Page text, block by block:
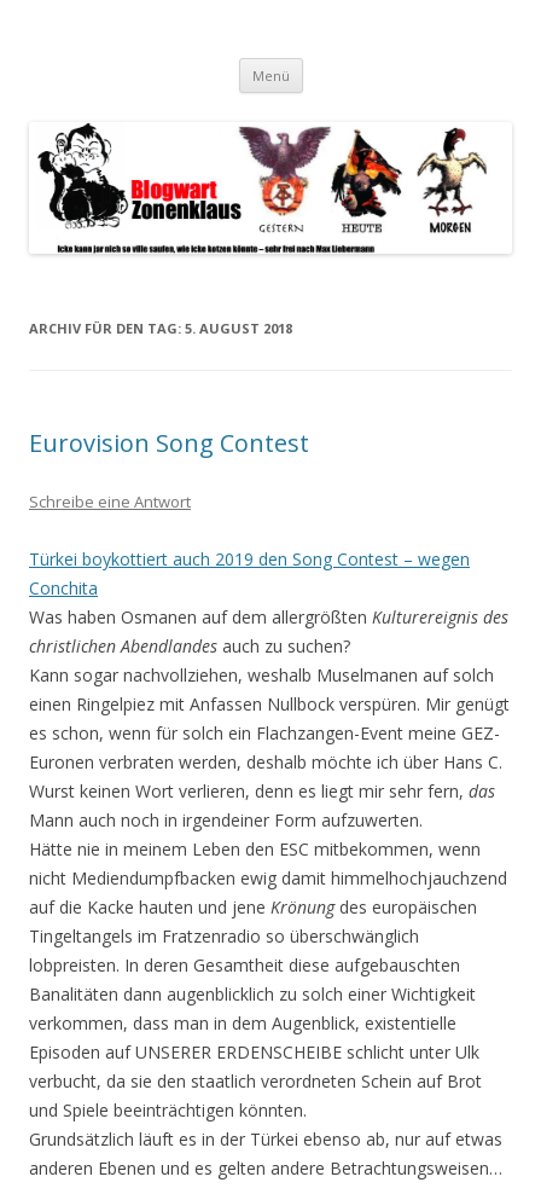
spiegeln im wesentlichen den Gesundheitszustand dieser unserer
Menü Zum
springen
ARCHIV FÜR DEN TAG: 5. AUGUST 2018
Eurovision Song Contest
Schreibe eine Antwort
Türkei boykottiert auch 2019 den Song Contest – wegen
Conchita
Was haben Osmanen auf dem allergrößten Kulturereignis des
christlichen Abendlandes auch zu suchen?
Kann sogar nachvollziehen, weshalb Muselmanen auf solch
einen Ringelpiez mit Anfassen Nullbock verspüren. Mir genügt
es schon, wenn für solch ein Flachzangen-Event meine GEZ-
Euronen verbraten werden, deshalb möchte ich über Hans C.
Wurst keinen Wort verlieren, denn es liegt mir sehr fern, das
Mann auch noch in irgendeiner Form aufzuwerten.
Hätte nie in meinem Leben den ESC mitbekommen, wenn
nicht Mediendumpfbacken ewig damit himmelhochjauchzend
auf die Kacke hauten und jene Krönungdes europäischen
Tingeltangels im Fratzenradio so überschwänglich
lobpreisten. In deren Gesamtheit diese aufgebauschten
Banalitäten dann augenblicklich zu solch einer Wichtigkeit
verkommen, dass man in dem Augenblick, existentielle
Episoden auf UNSERER ERDENSCHEIBE schlicht unter Ulk
verbucht, da sie den staatlich verordneten Schein auf Brot
und Spiele beeinträchtigen könnten.
Grundsätzlich läuft es in der Türkei ebenso ab, nur auf etwas
anderen Ebenen und es gelten andere Betrachtungsweisen…